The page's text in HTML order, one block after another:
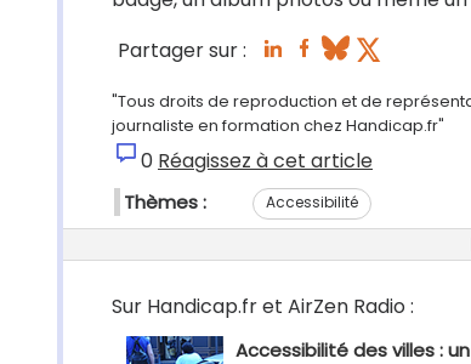
Partager sur :
"Tous droits de reproduction et de
journaliste en formation chez Handicap.fr"
0 Réagissez à cet article
Thèmes : Accessibilité
Sur Handicap.fr et AirZen Radio :
Accessibilité des villes :